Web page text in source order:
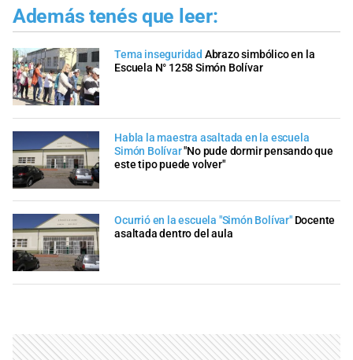
Además tenés que leer:
Tema inseguridad Abrazo simbólico en la
Escuela N° 1258 Simón Bolívar
Habla la maestra asaltada en la escuela
Simón Bolívar"No pude dormir pensando que
este tipo puede volver"
Ocurrió en la escuela "Simón Bolívar" Docente
asaltada dentro del aula